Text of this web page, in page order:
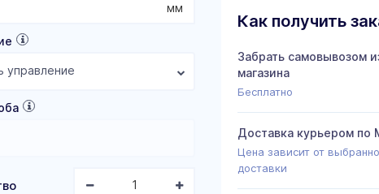
мм
управление
Как получить
Забрать самовывозом
магазина
Бесплатно
Доставка курьером по
Цена зависит от
доставки